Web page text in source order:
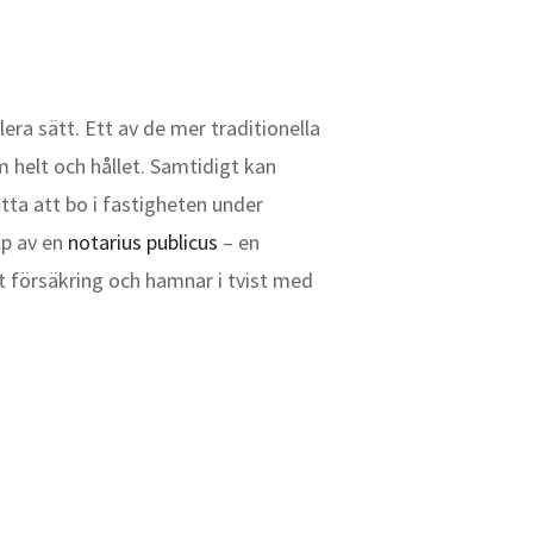
sätt. Ett av de mer traditionella
och hållet. Samtidigt kan
att bo i fastigheten under
av en notarius publicus – en
försäkring och hamnar i tvist med